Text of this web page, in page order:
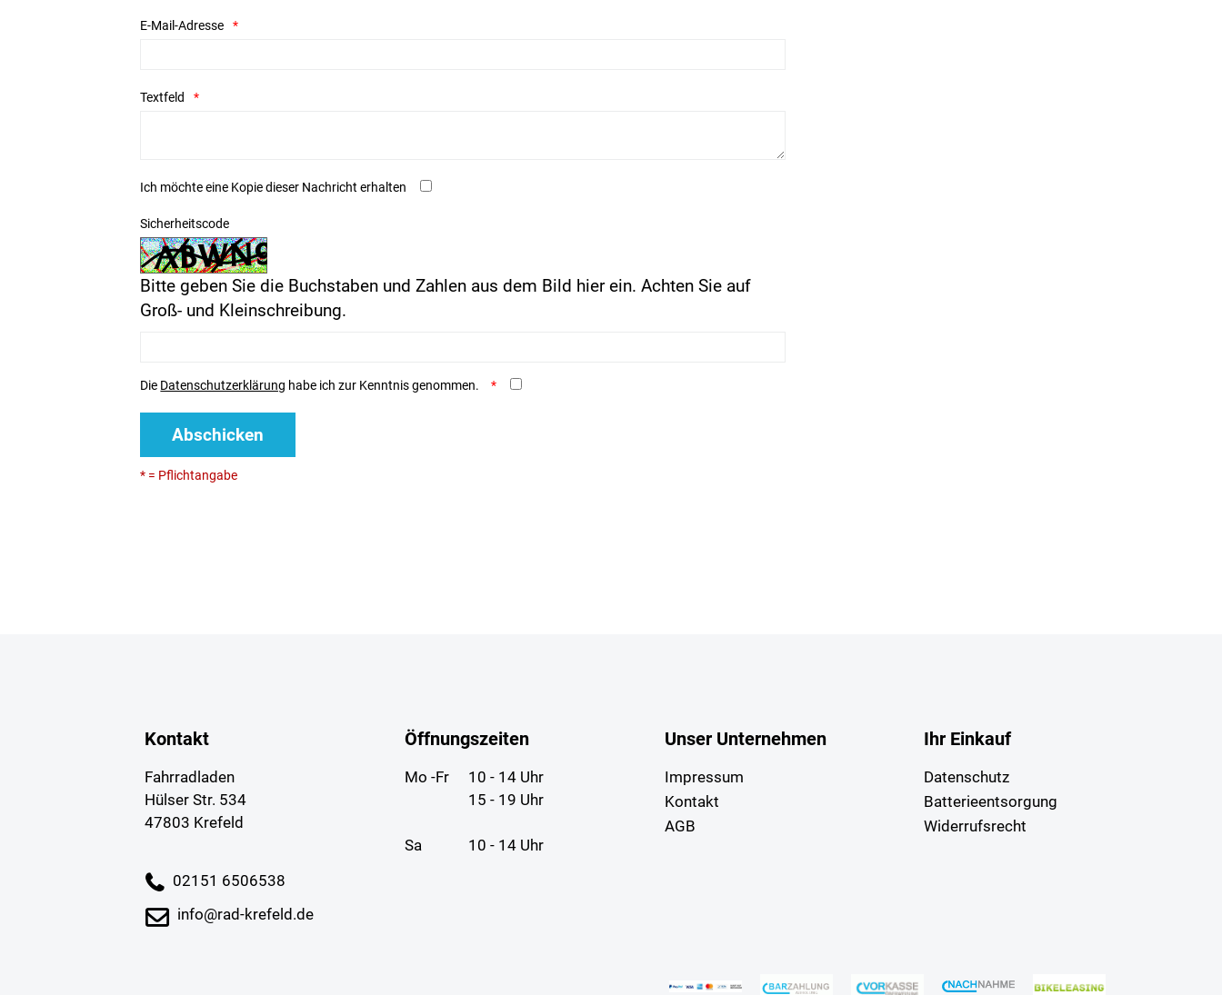
E-Mail-Adresse
Textfeld
Ich möchte eine Kopie dieser Nachricht erhalten
Sicherheitscode
Bitte geben Sie die Buchstaben und Zahlen aus dem Bild hier ein. Achten Sie auf
Groß- und Kleinschreibung.
Die Datenschutzerklärung habe ich zur Kenntnis genommen.
Abschicken
* = Pflichtangabe
Kontakt
Fahrradladen
Hülser Str. 534
47803 Krefeld
02151 6506538
info@rad-krefeld.de
Öffnungszeiten
Mo -Fr
10 - 14 Uhr
15 - 19 Uhr
Sa 10 - 14 Uhr
Unser Unternehmen
Impressum
Kontakt
AGB
Ihr Einkauf
Datenschutz
Batterieentsorgung
Widerrufsrecht